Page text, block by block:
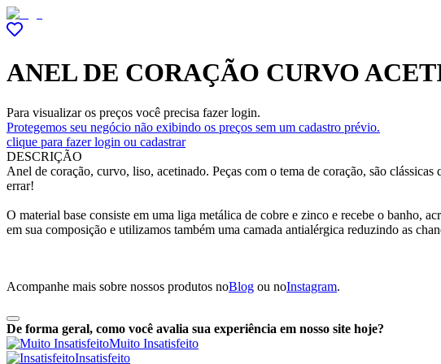
ANEL DE CORAÇÃO CURVO
Para visualizar os preços você precisa fazer login.
Protegemos seu negócio não exibindo os preços sem um cadastro prévio.
clique para fazer login ou cadastrar
DESCRIÇÃO
Anel de coração, curvo, liso, acetinado. Peças com o tema de coração, são
errar!
O material base consiste em uma liga metálica de cobre e zinco e recebe o banho,
em sua composição e utilizamos também uma camada antialérgica reduzindo as
Acompanhe mais sobre nossos produtos noBlog ou noInstagram.
De forma geral, como você avalia sua experiência em nosso site hoje?
Muito Insatisfeito
Insatisfeito